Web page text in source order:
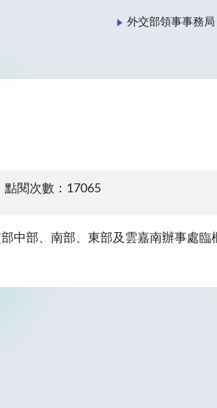
外交部領事事務局
點閱次數：17065
中部、南部、東部及雲嘉南辦事處臨